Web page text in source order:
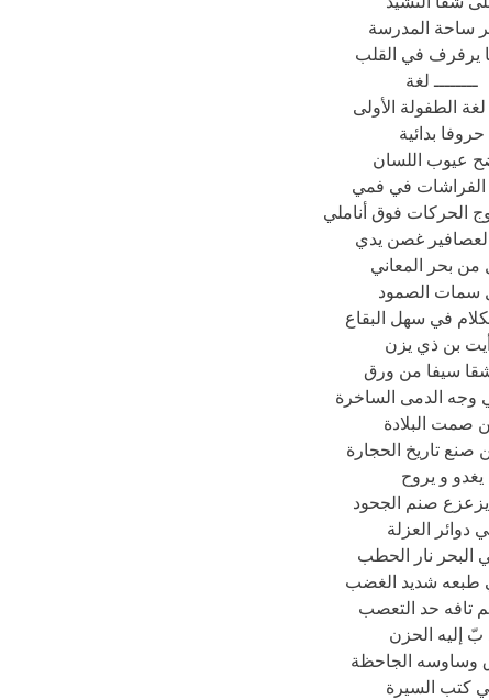
ساحة المدرسة
يرفرف في القلب
ــــــــ لغة
الطفولة الأولى
حروفا بدائية
عيوب اللسان
الفراشات في فمي
غصن يدي
من بحر المعاني
سمات الصمود
في سهل البقاع
بن ذي يزن
سيفا من ورق
الدمى الساخرة
صمت البلادة
صنع تاريخ الحجارة
يغدو و يروح
يزعزع صنم الجحود
دوائر العزلة
البحر نار الحطب
طبعه شديد الغضب
تافه حد التعصب
بّ إليه الحزن
وساوسه الجاحظة
كتب السيرة